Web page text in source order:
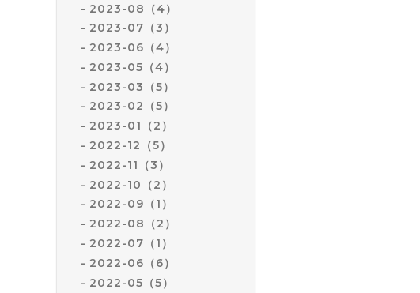
2023-08（4）
2023-07（3）
2023-06（4）
2023-05（4）
2023-03（5）
2023-02（5）
2023-01（2）
2022-12（5）
2022-11（3）
2022-10（2）
2022-09（1）
2022-08（2）
2022-07（1）
2022-06（6）
2022-05（5）